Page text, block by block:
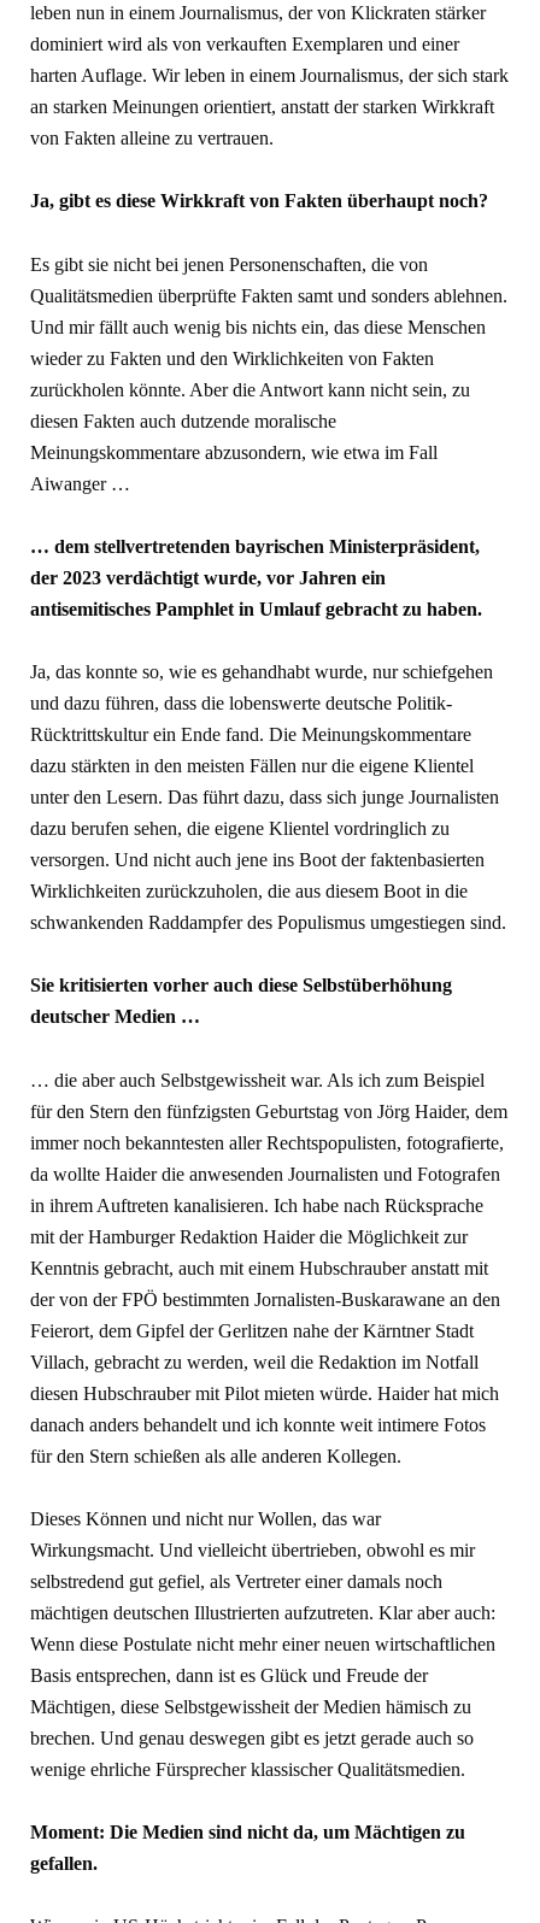
leben nun in einem Journalismus, der von Klickraten stärker
dominiert wird als von verkauften Exemplaren und einer
harten Auflage. Wir leben in einem Journalismus, der sich stark
an starken Meinungen orientiert, anstatt der starken Wirkkraft
von Fakten alleine zu vertrauen.
Ja, gibt es diese Wirkkraft von Fakten überhaupt noch?
Es gibt sie nicht bei jenen Personenschaften, die von
Qualitätsmedien überprüfte Fakten samt und sonders ablehnen.
Und mir fällt auch wenig bis nichts ein, das diese Menschen
wieder zu Fakten und den Wirklichkeiten von Fakten
zurückholen könnte. Aber die Antwort kann nicht sein, zu
diesen Fakten auch dutzende moralische
Meinungskommentare abzusondern, wie etwa im Fall
Aiwanger …
… dem stellvertretenden bayrischen Ministerpräsident,
der 2023 verdächtigt wurde, vor Jahren ein
antisemitisches Pamphlet in Umlauf gebracht zu haben.
Ja, das konnte so, wie es gehandhabt wurde, nur schiefgehen
und dazu führen, dass die lobenswerte deutsche Politik-
Rücktrittskultur ein Ende fand. Die Meinungskommentare
dazu stärkten in den meisten Fällen nur die eigene Klientel
unter den Lesern. Das führt dazu, dass sich junge Journalisten
dazu berufen sehen, die eigene Klientel vordringlich zu
versorgen. Und nicht auch jene ins Boot der faktenbasierten
Wirklichkeiten zurückzuholen, die aus diesem Boot in die
schwankenden Raddampfer des Populismus umgestiegen sind.
Sie kritisierten vorher auch diese Selbstüberhöhung
deutscher Medien …
… die aber auch Selbstgewissheit war. Als ich zum Beispiel
für den Stern den fünfzigsten Geburtstag von Jörg Haider, dem
immer noch bekanntesten aller Rechtspopulisten, fotografierte,
da wollte Haider die anwesenden Journalisten und Fotografen
in ihrem Auftreten kanalisieren. Ich habe nach Rücksprache
mit der Hamburger Redaktion Haider die Möglichkeit zur
Kenntnis gebracht, auch mit einem Hubschrauber anstatt mit
der von der FPÖ bestimmten Jornalisten-Buskarawane an den
Feierort, dem Gipfel der Gerlitzen nahe der Kärntner Stadt
Villach, gebracht zu werden, weil die Redaktion im Notfall
diesen Hubschrauber mit Pilot mieten würde. Haider hat mich
danach anders behandelt und ich konnte weit intimere Fotos
für den Stern schießen als alle anderen Kollegen.
Dieses Können und nicht nur Wollen, das war
Wirkungsmacht. Und vielleicht übertrieben, obwohl es mir
selbstredend gut gefiel, als Vertreter einer damals noch
mächtigen deutschen Illustrierten aufzutreten. Klar aber auch:
Wenn diese Postulate nicht mehr einer neuen wirtschaftlichen
Basis entsprechen, dann ist es Glück und Freude der
Mächtigen, diese Selbstgewissheit der Medien hämisch zu
brechen. Und genau deswegen gibt es jetzt gerade auch so
wenige ehrliche Fürsprecher klassischer Qualitätsmedien.
Moment: Die Medien sind nicht da, um Mächtigen zu
gefallen.